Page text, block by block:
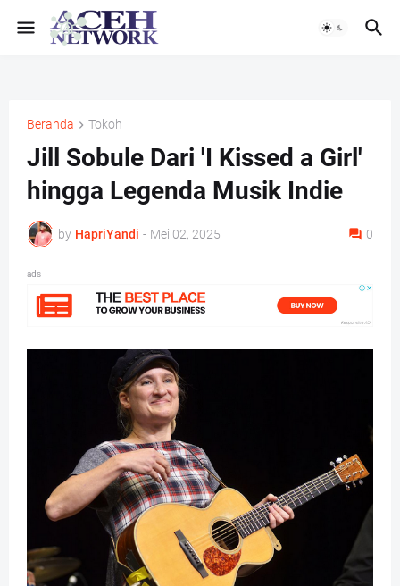
Beranda Tokoh
Jill Sobule Dari 'I Kissed a Girl'
hingga Legenda Musik Indie
by HapriYandi - Mei 02, 2025 0
ads